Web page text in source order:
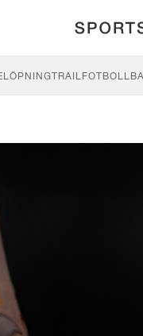
LÖPNINGTRAILFOTBOLL